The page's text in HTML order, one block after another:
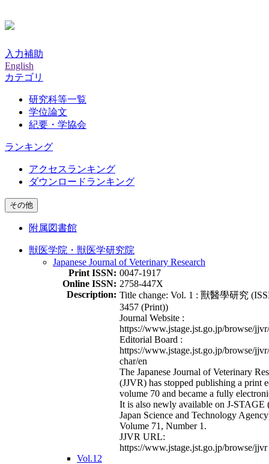
入力補助
English
カテゴリ
研究科等一覧
学位論文
紀要・学協会
ランキング
アクセスランキング
ダウンロードランキング
その他
附属図書館
獣医学院・獣医学研究院
Japanese Journal of Veterinary Research
Print ISSN: 0047-1917
Online ISSN: 2758-447X
Description: Title change: Vol. 1 : 獸醫學研究
3457 (Print))
Journal Website :
https://www.jstage.jst.go.jp/browse/
Editorial Board :
https://www.jstage.jst.go.jp/browse/
char/en
The Japanese Journal of Veterinary
(JJVR) has stopped publishing a print
volume 70 and became a fully
It is also newly available on J-STAGE
Japan Science and Technology
Volume 71, Number 1.
JJVR URL:
https://www.jstage.jst.go.jp/browse/jjvr
Vol.12